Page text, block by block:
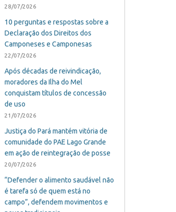
28/07/2026
10 perguntas e respostas sobre a
Declaração dos Direitos dos
Camponeses e Camponesas
22/07/2026
Após décadas de reivindicação,
moradores da Ilha do Mel
conquistam títulos de concessão
de uso
21/07/2026
Justiça do Pará mantém vitória de
comunidade do PAE Lago Grande
em ação de reintegração de posse
20/07/2026
“Defender o alimento saudável não
é tarefa só de quem está no
campo”, defendem movimentos e